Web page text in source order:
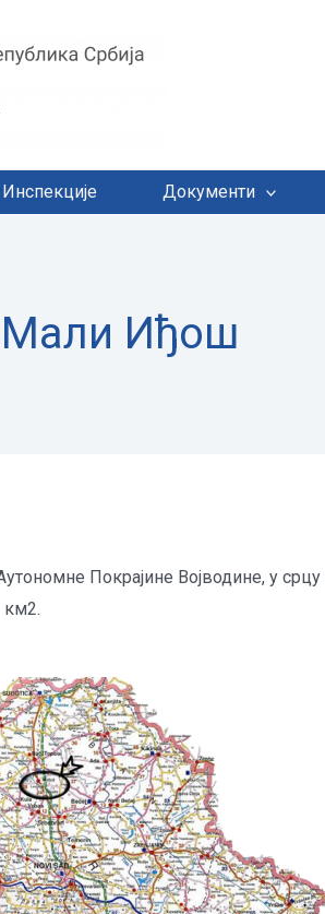
Инспекције Документи
Мали Иђош
Покрајине Војводине, у
км2.